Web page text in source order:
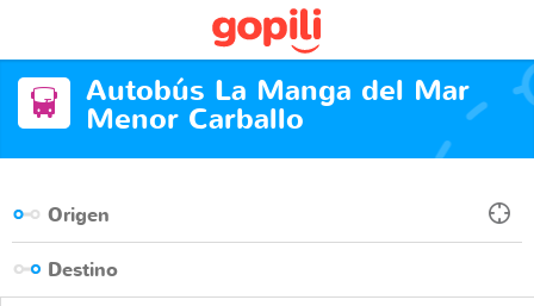
Autobús La Manga del Mar
Menor Carballo